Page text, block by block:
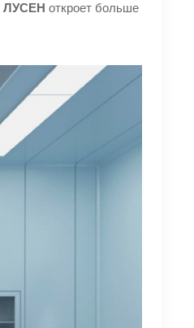
ЛУСЕН откроет больше